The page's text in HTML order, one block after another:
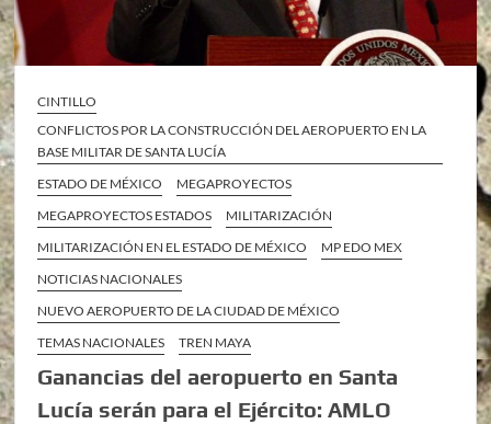
CINTILLO
CONFLICTOS POR LA CONSTRUCCIÓN DEL AEROPUERTO EN LA
BASE MILITAR DE SANTA LUCÍA
ESTADO DE MÉXICO
MEGAPROYECTOS
MEGAPROYECTOS ESTADOS
MILITARIZACIÓN
MILITARIZACIÓN EN EL ESTADO DE MÉXICO
MP EDO MEX
NOTICIAS NACIONALES
NUEVO AEROPUERTO DE LA CIUDAD DE MÉXICO
TEMAS NACIONALES
TREN MAYA
Ganancias del aeropuerto en Santa
Lucía serán para el Ejército: AMLO